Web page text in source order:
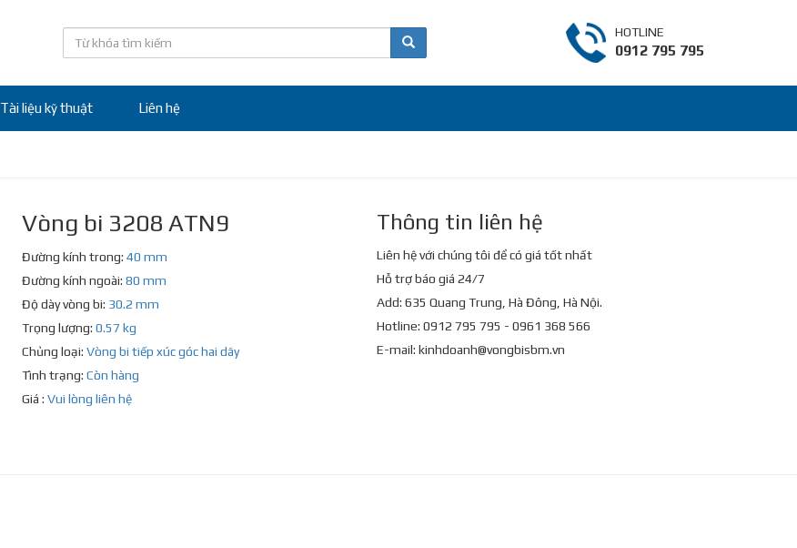
HOTLINE
0912 795 795
Tài liệu kỹ thuật Liên hệ
Vòng bi 3208 ATN9
Đường kính trong: 40 mm
Đường kính ngoài: 80 mm
Độ dày vòng bi: 30.2 mm
Trọng lượng: 0.57 kg
Chủng loại: Vòng bi tiếp xúc góc hai dãy
Tình trạng: Còn hàng
Giá : Vui lòng liên hệ
Thông tin liên hệ
Liên hệ với chúng tôi để có giá tốt nhất
Hỗ trợ báo giá 24/7
Add: 635 Quang Trung, Hà Đông, Hà Nội.
Hotline: 0912 795 795 - 0961 368 566
E-mail: kinhdoanh@vongbisbm.vn